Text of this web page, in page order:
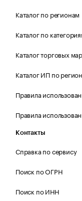
Каталог по регионам
Каталог по
Каталог торговых
Каталог ИП по
Правила
Правила
Контакты
Справка по сервису
Поиск по ОГРН
Поиск по ИНН